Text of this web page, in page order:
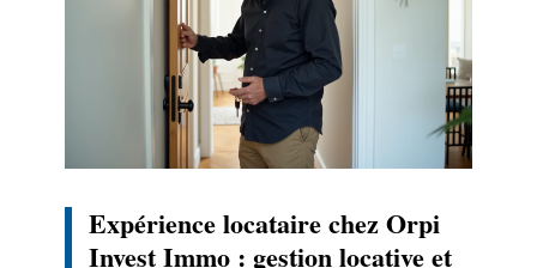
Expérience locataire chez Orpi
Invest Immo : gestion locative et